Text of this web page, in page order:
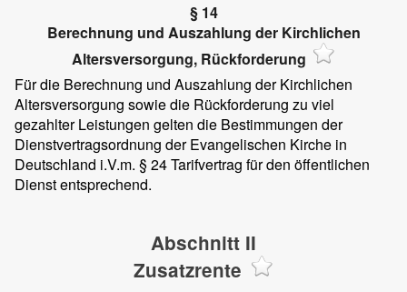
§ 14
Berechnung und Auszahlung der Kirchlichen
Altersversorgung, Rückforderung
Für die Berechnung und Auszahlung der Kirchlichen
Altersversorgung sowie die Rückforderung zu viel
gezahlter Leistungen gelten die Bestimmungen der
Dienstvertragsordnung der Evangelischen Kirche in
Deutschland i.V.m. § 24 Tarifvertrag für den öffentlichen
Dienst entsprechend.
Abschnitt II
Zusatzrente